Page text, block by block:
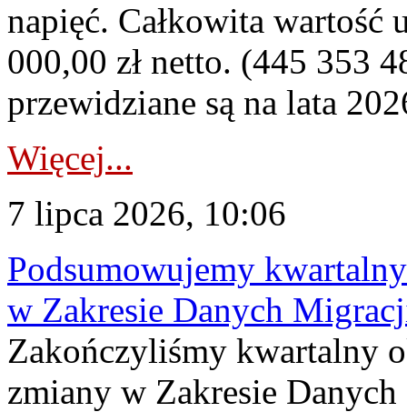
napięć. Całkowita
000,00 zł netto. (445 353
przewidziane są na lata
Więcej...
7 lipca 2026, 10:06
Podsumowujemy
w Zakresie Danych
Zakończyliśmy kwartalny
zmiany w Zakresie